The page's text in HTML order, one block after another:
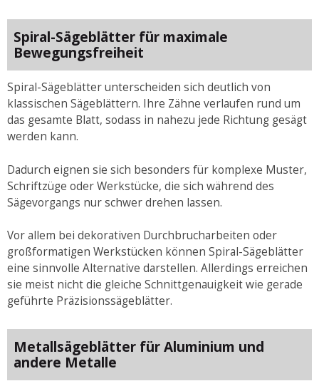
Spiral-Sägeblätter für maximale
Bewegungsfreiheit
Spiral-Sägeblätter unterscheiden sich deutlich von
klassischen Sägeblättern. Ihre Zähne verlaufen rund um
das gesamte Blatt, sodass in nahezu jede Richtung gesägt
werden kann.
Dadurch eignen sie sich besonders für komplexe Muster,
Schriftzüge oder Werkstücke, die sich während des
Sägevorgangs nur schwer drehen lassen.
Vor allem bei dekorativen Durchbrucharbeiten oder
großformatigen Werkstücken können Spiral-Sägeblätter
eine sinnvolle Alternative darstellen. Allerdings erreichen
sie meist nicht die gleiche Schnittgenauigkeit wie gerade
geführte Präzisionssägeblätter.
Metallsägeblätter für Aluminium und
andere Metalle